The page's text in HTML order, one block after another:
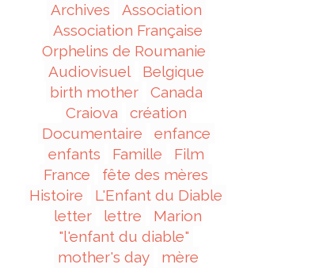
Archives
Association
Association Française
Orphelins de Roumanie
Audiovisuel
Belgique
birth mother
Canada
Craiova
création
Documentaire
enfance
enfants
Famille
Film
France
fête des mères
Histoire
L'Enfant du Diable
letter
lettre
Marion
"l'enfant du diable"
mother's day
mère